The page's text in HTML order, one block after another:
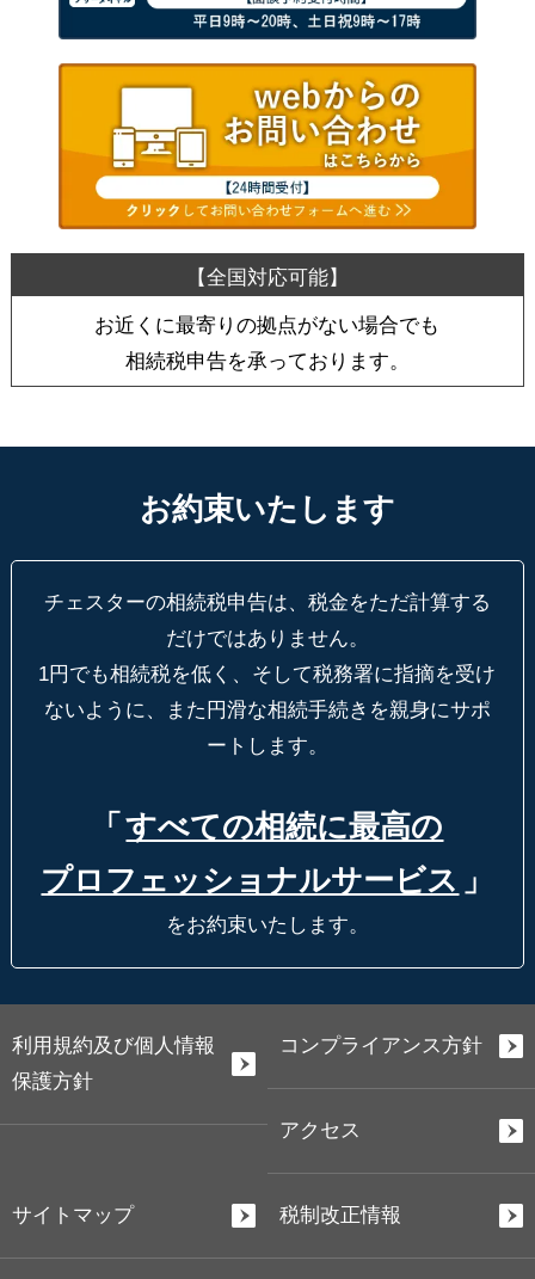
お近くに最寄りの拠点がない場合でも
相続税申告を承っております。
お約束いたします
チェスターの相続税申告は、税金をただ計算する
だけではありません。
1円でも相続税を低く、そして税務署に指摘を受け
ないように、
また円滑な相続手続きを親身にサポ
ートします。
「 すべての相続に最高の
プロフェッショナルサービス 」
をお約束いたします。
利用規約及び個人情報
保護方針
コンプライアンス方針
アクセス
サイトマップ 税制改正情報